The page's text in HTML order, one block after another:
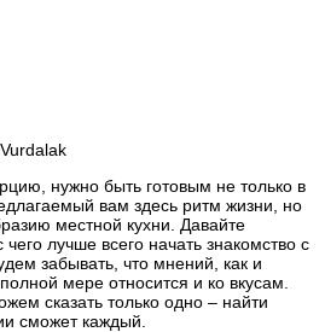
Vurdalak
нужно быть готовым не только в
вам здесь ритм жизни, но
местной кухни. Давайте
лучше всего начать знакомство с
забывать, что мнений, как и
мере относится и ко вкусам.
сказать только одно – найти
сможет каждый.